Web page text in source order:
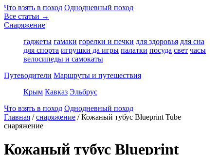
Что взять в поход Однодневный поход
Все статьи →
Снаряжение
гаджеты гамаки горелки и печки для здоровья для сна
для спорта игрушки да игры палатки посуда свет часы
велосипеды и самокаты
Путеводители Маршруты и путешествия
Крым Кавказ Эльбрус
Что взять в поход Однодневный поход
Главная / снаряжение / Кожаный тубус Blueprint Tube
снаряжение
Кожаный тубус Blueprint